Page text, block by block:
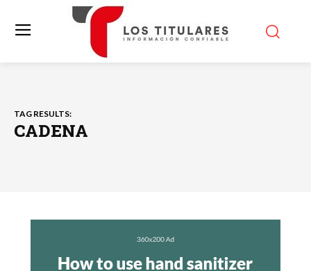
TAG RESULTS:
CADENA